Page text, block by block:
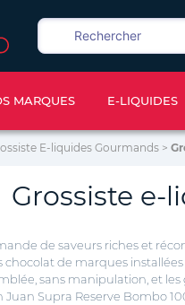
MARQUES E-LIQUIDES
E-liquides Gourmands >
Grossiste e-
de saveurs riches et
chocolat de marques
sans manipulation, et
Juan Supra Reserve Bombo